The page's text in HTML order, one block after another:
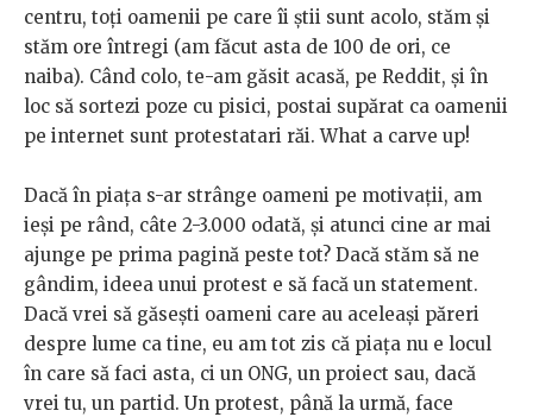
centru, toţi oamenii pe care îi ştii sunt acolo, stăm şi
stăm ore întregi (am făcut asta de 100 de ori, ce
naiba). Când colo, te-am găsit acasă, pe Reddit, şi în
loc să sortezi poze cu pisici, postai supărat ca oamenii
pe internet sunt protestatari răi.What a carve up!
Dacă în piaţa s-ar strânge oameni pe motivaţii, am
ieşi pe rând, câte 2-3.000 odată, şi atunci cine ar mai
ajunge pe prima pagină peste tot? Dacă stăm să ne
gândim, ideea unui protest e să facă un statement.
Dacă vrei să găseşti oameni care au aceleaşi păreri
despre lume ca tine, eu am tot zis că piaţa nu e locul
în care să faci asta, ci un ONG, un proiect sau, dacă
vrei tu, un partid. Un protest, până la urmă, face